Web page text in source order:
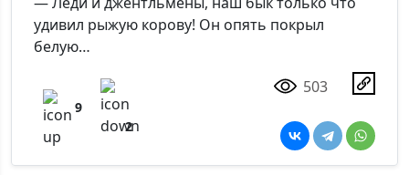
удивил рыжую корову! Он опять покрыл
белую…
9
2
503